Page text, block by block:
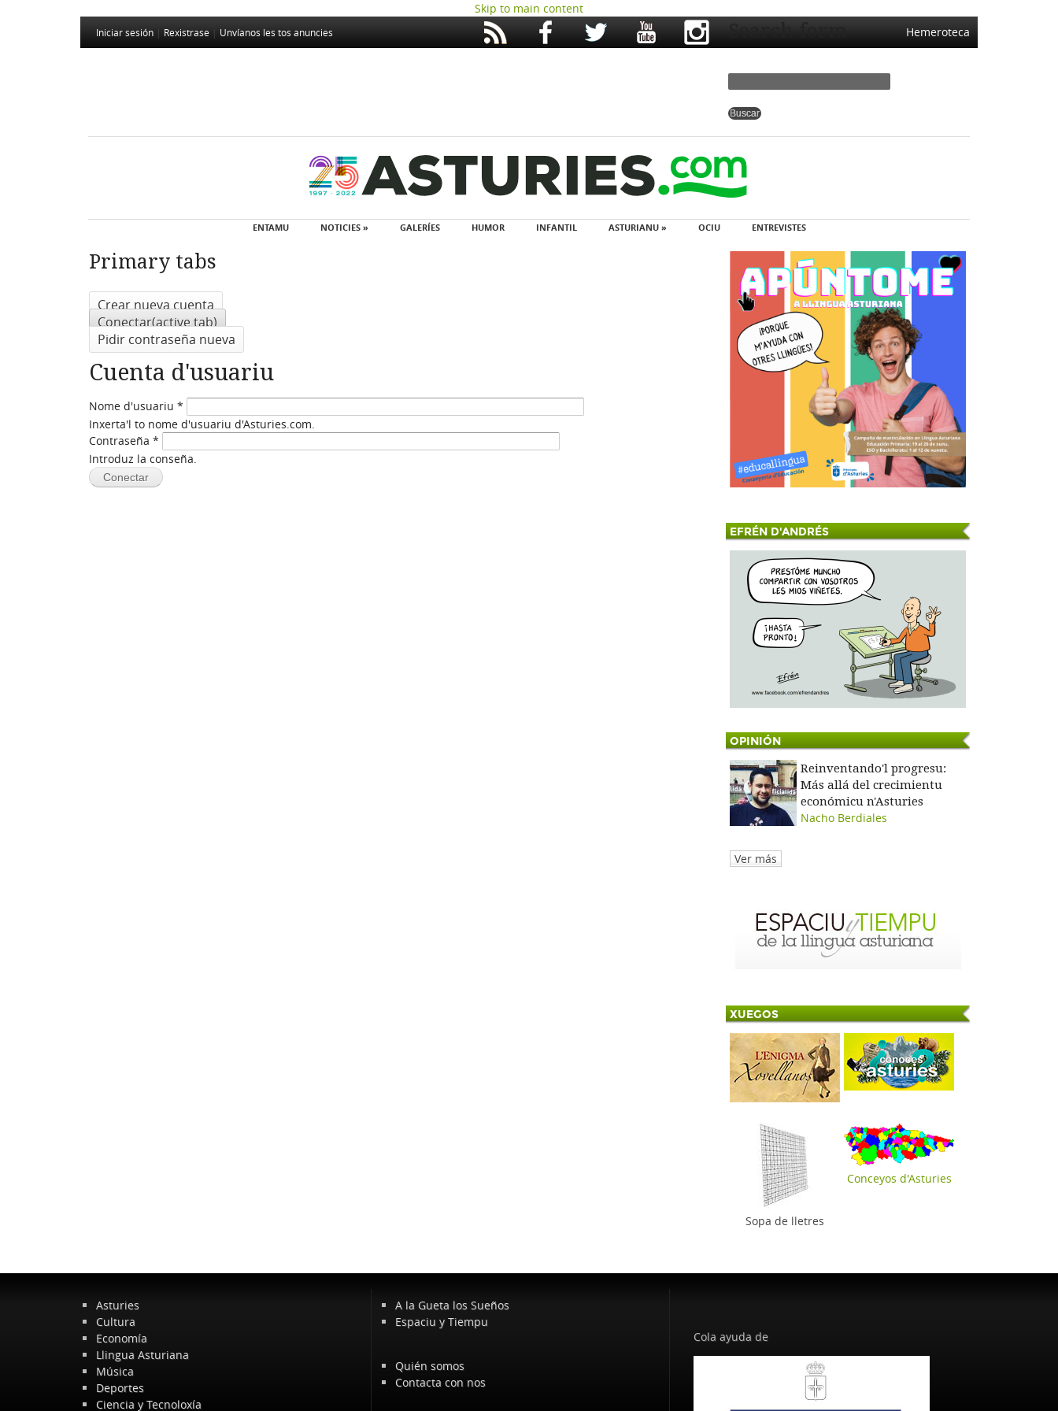
Skip to main content
Iniciar sesión Rexistrase Unvíanos les tos anuncies Hemeroteca
Search form
ENTAMU NOTICIES » GALERÍES HUMOR INFANTIL ASTURIANU » OCIU ENTREVISTES
Primary tabs
Crear nueva cuenta
Conectar(active tab)
Pidir contraseña nueva
Cuenta d'usuariu
Nome d'usuariu *
Inxerta'l to nome d'usuariu d'Asturies.com.
Contraseña *
Introduz la conseña.
EFRÉN D'ANDRÉS
OPINIÓN
Reinventando'l progresu:
Más allá del crecimientu
económicu n'Asturies
Nacho Berdiales
Ver más
XUEGOS
Sopa de lletres
Conceyos d'Asturies
Asturies
Cultura
Economía
Llingua Asturiana
Música
Deportes
Ciencia y Tecnoloxía
A la Gueta los Sueños
Espaciu y Tiempu
Quién somos
Contacta con nos
Cola ayuda de